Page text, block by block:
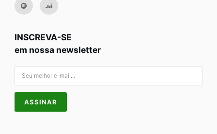
INSCREVA-SE
em nossa newsletter